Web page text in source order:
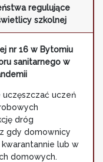
regulujące
szkolnej
nr 16 w Bytomiu
sanitarnego w
uczeń
dróg
gdy domownicy
lub w
domowych.